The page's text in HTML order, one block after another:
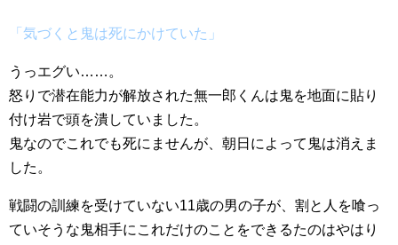
「気づくと鬼は死にかけていた」
うっエグい……。
怒りで潜在能力が解放された無一郎くんは鬼を地面に貼り
付け岩で頭を潰していました。
鬼なのでこれでも死にませんが、朝日によって鬼は消えま
した。
戦闘の訓練を受けていない11歳の男の子が、割と人を喰っ
ていそうな鬼相手にこれだけのことをできるたのはやはり